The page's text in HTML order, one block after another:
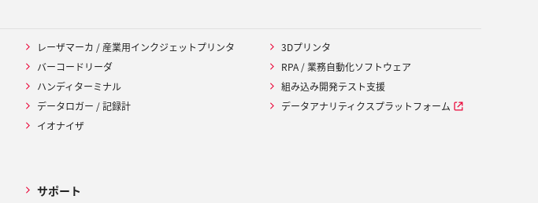
レーザマーカ / 産業用インクジェットプリンタ
バーコードリーダ
ハンディターミナル
データロガー / 記録計
イオナイザ
3Dプリンタ
RPA / 業務自動化ソフトウェア
組み込み開発テスト支援
データアナリティクスプラットフォーム
サポート